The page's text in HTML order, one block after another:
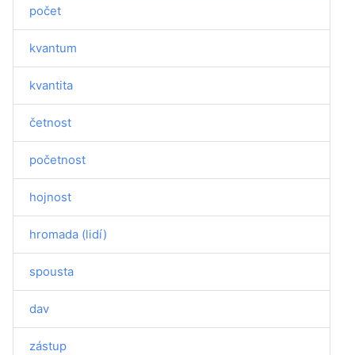
počet
kvantum
kvantita
četnost
početnost
hojnost
hromada (lidí)
spousta
dav
zástup